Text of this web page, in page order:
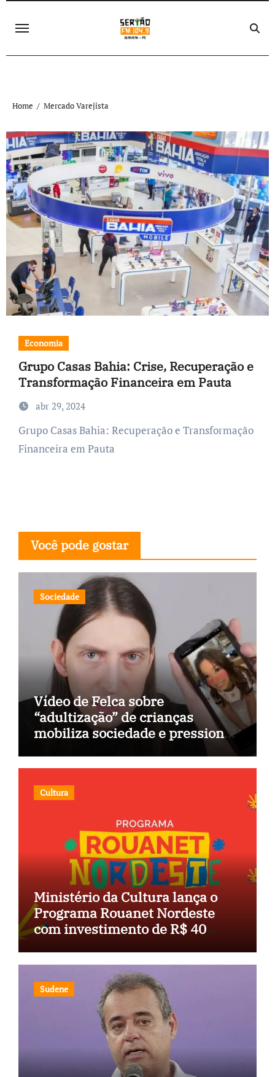
Home Mercado Varejista
Economia
Grupo Casas Bahia: Crise, Recuperação e
Transformação Financeira em Pauta
abr 29, 2024
Grupo Casas Bahia: Recuperação e Transformação
Financeira em Pauta
Você pode gostar
Sociedade
Vídeo de Felca sobre
“adultização” de crianças
mobiliza sociedade e pressiona
Cultura
Ministério da Cultura lança o
Programa Rouanet Nordeste
com investimento de R$ 40
Sudene